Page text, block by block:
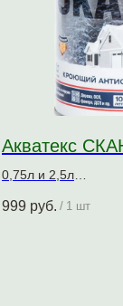
Акватекс
0,75л и 2,5л
999 руб. / 1 шт